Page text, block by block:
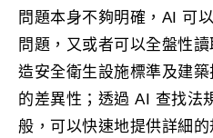
問題本身不夠明確，AI 可
問題，又或者可以全盤性
造安全衛生設施標準及建
的差異性；透過 AI 查找法
般，可以快速地提供詳細